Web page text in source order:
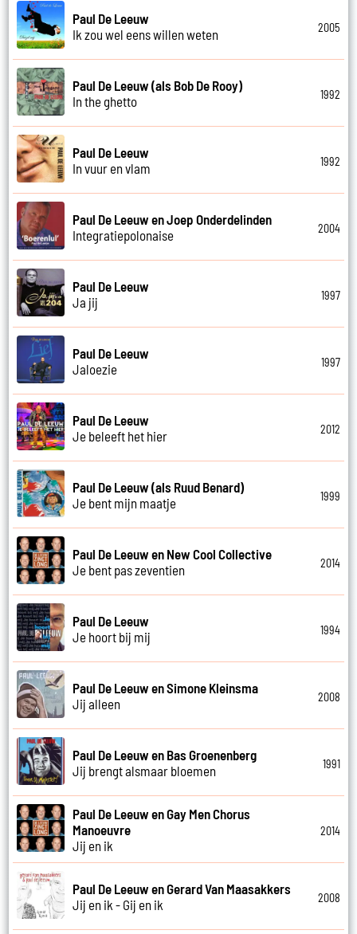
Paul De Leeuw
Ik zou wel eens willen weten
2005
Paul De Leeuw (als Bob De Rooy)
In the ghetto
1992
Paul De Leeuw
In vuur en vlam
1992
Paul De Leeuw en Joep Onderdelinden
Integratiepolonaise
2004
Paul De Leeuw
Ja jij
1997
Paul De Leeuw
Jaloezie
1997
Paul De Leeuw
Je beleeft het hier
2012
Paul De Leeuw (als Ruud Benard)
Je bent mijn maatje
1999
Paul De Leeuw en New Cool Collective
Je bent pas zeventien
2014
Paul De Leeuw
Je hoort bij mij
1994
Paul De Leeuw en Simone Kleinsma
Jij alleen
2008
Paul De Leeuw en Bas Groenenberg
Jij brengt alsmaar bloemen
1991
Paul De Leeuw en Gay Men Chorus
Manoeuvre
Jij en ik
2014
Paul De Leeuw en Gerard Van Maasakkers
Jij en ik - Gij en ik
2008